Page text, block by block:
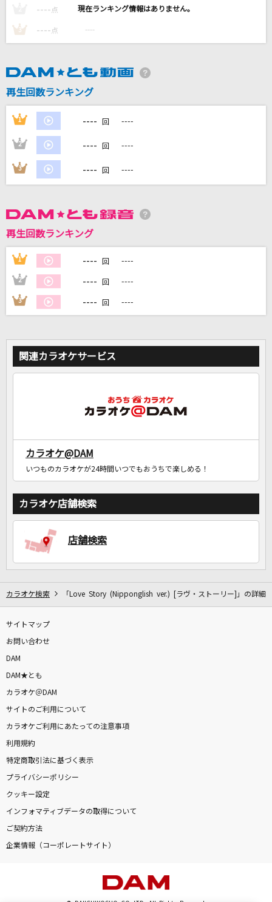
もっと見る
DAMに会員登録・ログインして
家族や友達と一緒に！練習にも！
---- 点 ----
3 ---- 点 ----
再生回数ランキング
1 ---- 回 ----
2 ---- 回 ----
3 ---- 回 ----
再生回数ランキング
1 ---- 回 ----
2 ---- 回 ----
3 ---- 回 ----
関連カラオケサービス
カラオケ@DAM
いつものカラオケが24時間いつでもおうちで楽しめる！
カラオケ店舗検索
店舗検索
カラオケ検索 「Love Story (Nipponglish ver.) [ラヴ・ストーリー]」の詳細
サイトマップ
お問い合わせ
DAM
DAM★とも
カラオケ＠DAM
サイトのご利用について
カラオケご利用にあたっての注意事項
利用規約
特定商取引法に基づく表示
プライバシーポリシー
クッキー設定
インフォマティブデータの取得について
ご契約方法
企業情報（コーポレートサイト）